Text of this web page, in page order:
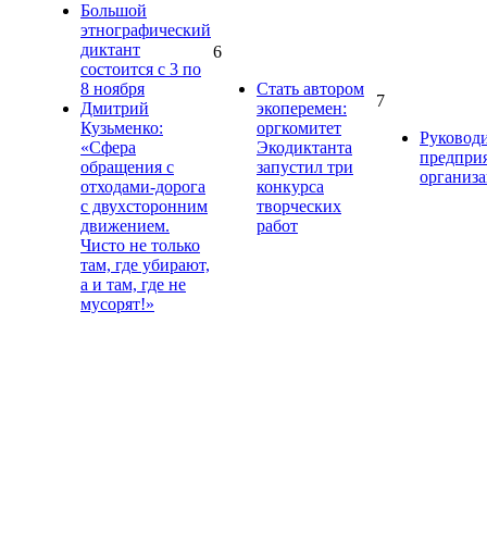
Большой
этнографический
диктант
состоится с 3 по
8 ноября
Дмитрий
Кузьменко:
«Сфера
обращения с
отходами-дорога
с двухсторонним
движением.
Чисто не только
там, где убирают,
а и там, где не
мусорят!»
6
Стать автором
экоперемен:
оргкомитет
Экодиктанта
запустил три
конкурса
творческих
работ
7